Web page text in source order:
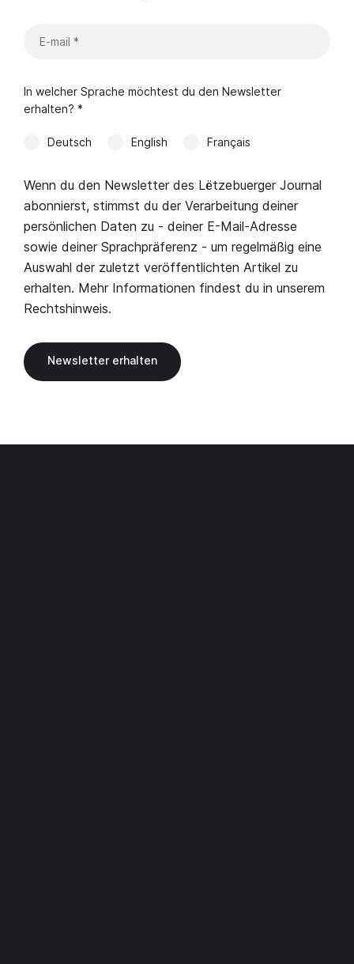
In welcher Sprache möchtest du den Newsletter
erhalten? *
Deutsch English Français
Wenn du den Newsletter des Lëtzebuerger Journal
abonnierst, stimmst du der Verarbeitung deiner
persönlichen Daten zu - deiner E-Mail-Adresse
sowie deiner Sprachpräferenz - um regelmäßig eine
Auswahl der zuletzt veröffentlichten Artikel zu
erhalten. Mehr Informationen findest du in unserem
Rechtshinweis.